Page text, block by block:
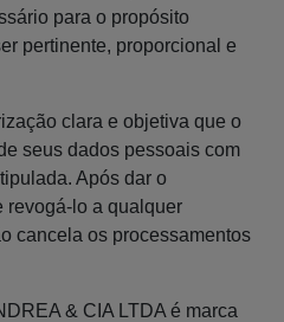
para o propósito
pertinente, proporcional e
clara e objetiva que o
seus dados pessoais com
Após dar o
revogá-lo a qualquer
cancela os processamentos
& CIA LTDA é marca